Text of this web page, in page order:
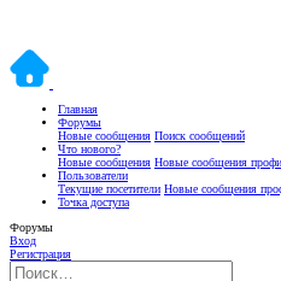
Главная
Форумы
Новые сообщения Поиск сообщений
Что нового?
Новые сообщения Новые сообщения
Пользователи
Текущие посетители Новые сообщения
Точка доступа
Форумы
Вход
Регистрация